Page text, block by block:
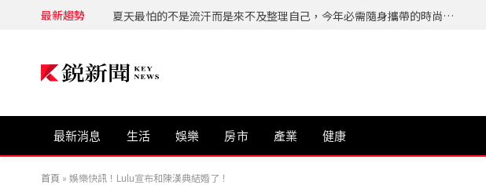
最新趨勢 夏天最怕的不是流汗而是來不及整理自己，今年必需隨身攜帶的時尚配件 TERRA 隨身植萃竹纖濕紙巾 登場
最新消息 生活 娛樂 房市 產業 健康
首頁 » 娛樂快訊！Lulu宣布和陳漢典結婚了！